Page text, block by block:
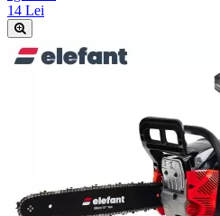
14 Lei